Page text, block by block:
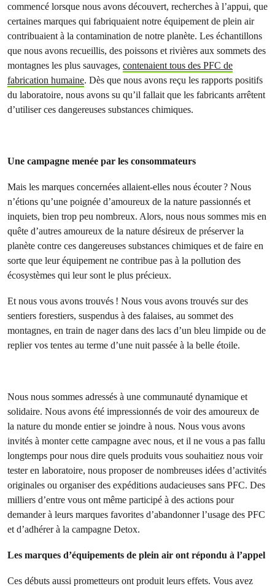
commencé lorsque nous avons découvert, recherches à l’appui, que
certaines marques qui fabriquaient notre équipement de plein air
contribuaient à la contamination de notre planète. Les échantillons
que nous avons recueillis, des poissons et rivières aux sommets des
montagnes les plus sauvages, contenaient tous des PFC de
fabrication humaine. Dès que nous avons reçu les rapports positifs
du laboratoire, nous avons su qu’il fallait que les fabricants arrêtent
d’utiliser ces dangereuses substances chimiques.
Une campagne menée par les consommateurs
Mais les marques concernées allaient-elles nous écouter ? Nous
n’étions qu’une poignée d’amoureux de la nature passionnés et
inquiets, bien trop peu nombreux. Alors, nous nous sommes mis en
quête d’autres amoureux de la nature désireux de préserver la
planète contre ces dangereuses substances chimiques et de faire en
sorte que leur équipement ne contribue pas à la pollution des
écosystèmes qui leur sont le plus précieux.
Et nous vous avons trouvés ! Nous vous avons trouvés sur des
sentiers forestiers, suspendus à des falaises, au sommet des
montagnes, en train de nager dans des lacs d’un bleu limpide ou de
replier vos tentes au terme d’une nuit passée à la belle étoile.
Nous nous sommes adressés à une communauté dynamique et
solidaire. Nous avons été impressionnés de voir des amoureux de
la nature du monde entier se joindre à nous. Nous vous avons
invités à monter cette campagne avec nous, et il ne vous a pas fallu
longtemps pour nous dire quels produits vous souhaitiez nous voir
tester en laboratoire, nous proposer de nombreuses idées d’activités
originales ou organiser des expéditions audacieuses sans PFC. Des
milliers d’entre vous ont même participé à des actions pour
demander à leurs marques favorites d’abandonner l’usage des PFC
et d’adhérer à la campagne Detox.
Les marques d’équipements de plein air ont répondu à l’appel
Ces débuts aussi prometteurs ont produit leurs effets. Vous avez